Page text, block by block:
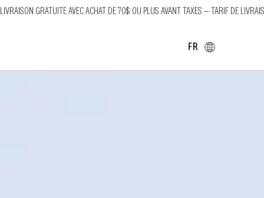
LIVRAISON GRATUITE AVEC ACHAT DE 70$ OU PLUS AVANT TAXES — TARIF DE
FR